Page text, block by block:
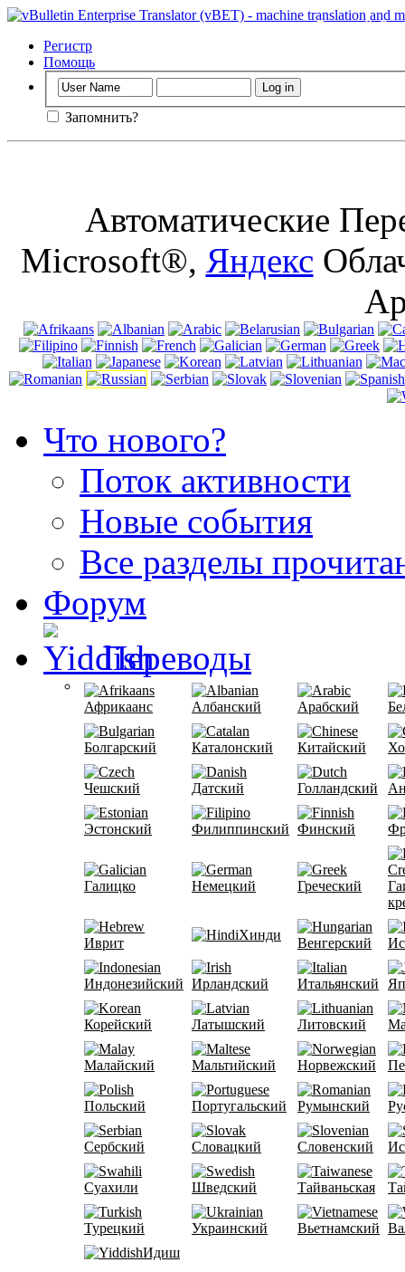
Важный: Эта
Регистр
Помощь
Запомнить?
Автоматические
Microsoft®, Яндекс
Что нового?
Поток активности
Новые события
Все разделы
Форум
Переводы
Африкаанс Албанский Арабский
Болгарский Каталонский Китайский
Чешский Датский Голландский
Эстонский Филиппинский Финский
Галицко Немецкий Греческий
Иврит
Хинди
Венгерский
Индонезийский Ирландский Итальянский
Корейский Латышский Литовский
Малайский Мальтийский Норвежский
Польский Португальский Румынский
Сербский Словацкий Словенский
Суахили Шведский Тайваньская
Турецкий Украинский Вьетнамский
Идиш